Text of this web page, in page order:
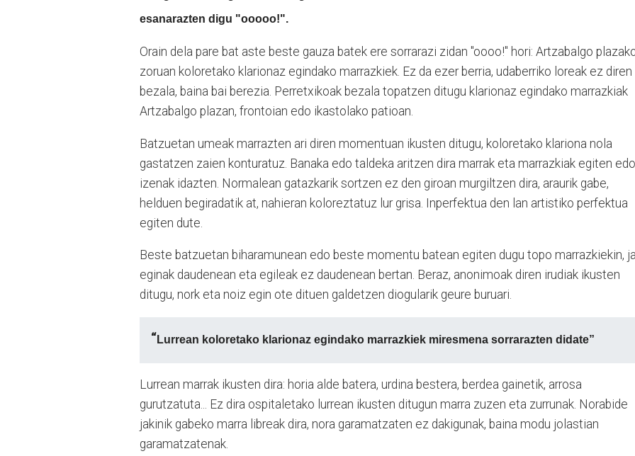
esanarazten digu "ooooo!".
Orain dela pare bat aste beste gauza batek ere sorrarazi zidan "oooo!" hori: Artzabalgo
zoruan koloretako klarionaz egindako marrazkiek. Ez da ezer berria, udaberriko loreak ez diren
bezala, baina bai berezia. Perretxikoak bezala topatzen ditugu klarionaz egindako marrazkiak
Artzabalgo plazan, frontoian edo ikastolako patioan.
Batzuetan umeak marrazten ari diren momentuan ikusten ditugu, koloretako klariona nola
gastatzen zaien konturatuz. Banaka edo taldeka aritzen dira marrak eta marrazkiak egiten edo
izenak idazten. Normalean gatazkarik sortzen ez den giroan murgiltzen dira, araurik gabe,
helduen begiradatik at, nahieran koloreztatuz lur grisa. Inperfektua den lan artistiko perfektua
egiten dute.
Beste batzuetan biharamunean edo beste momentu batean egiten dugu topo marrazkiekin, ja
eginak daudenean eta egileak ez daudenean bertan. Beraz, anonimoak diren irudiak ikusten
ditugu, nork eta noiz egin ote dituen galdetzen diogularik geure buruari.
“Lurrean koloretako klarionaz egindako marrazkiek miresmena sorrarazten didate”
Lurrean marrak ikusten dira: horia alde batera, urdina bestera, berdea gainetik, arrosa
gurutzatuta... Ez dira ospitaletako lurrean ikusten ditugun marra zuzen eta zurrunak. Norabide
jakinik gabeko marra libreak dira, nora garamatzaten ez dakigunak, baina modu jolastian
garamatzatenak.